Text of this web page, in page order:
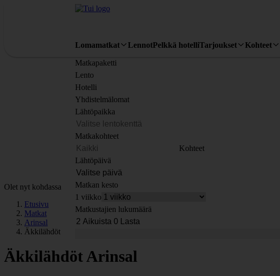
Lomamatkat LennotPelkkä hotelliTarjoukset Kohteet
Matkapaketti
Lento
Hotelli
Yhdistelmälomat
Lähtöpaikka
Matkakohteet
Kohteet
Lähtöpäivä
Matkan kesto
1 viikko
Matkustajien lukumäärä
Olet nyt kohdassa
Etusivu
Matkat
Arinsal
Äkkilähdöt
Äkkilähdöt Arinsal